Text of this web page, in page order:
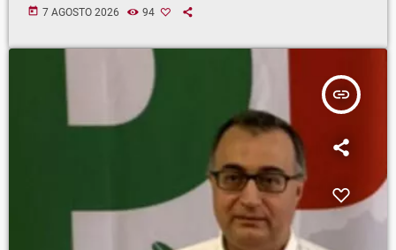
today 7 AGOSTO 2026 94
insert_link